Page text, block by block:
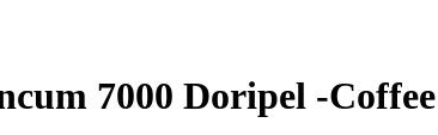
7000 Doripel -